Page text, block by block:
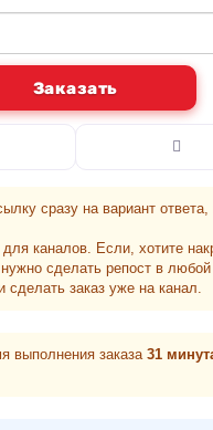
Заказать
сразу на вариант ответа,
для каналов. Если, хотите
сделать репост в любой
сделать заказ уже на канал.
выполнения заказа 31